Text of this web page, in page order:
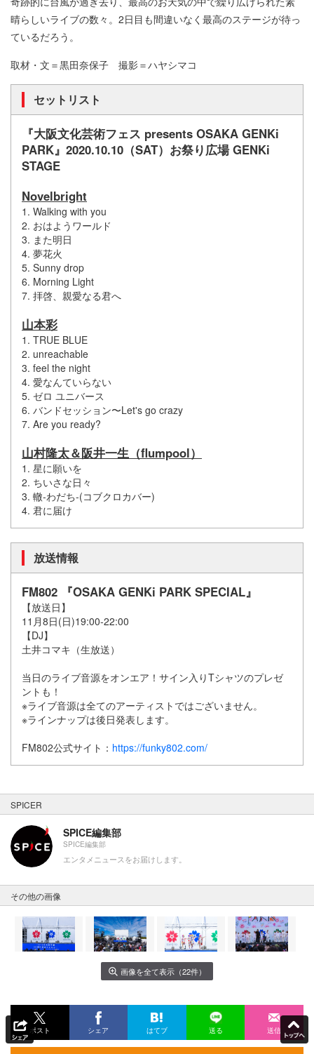
晴らしいライブの数々。2日目も間違いなく最高のステージが待っ
ているだろう。
取材・文＝黒田奈保子 撮影＝ハヤシマコ
セットリスト
『大阪文化芸術フェス presents OSAKA GENKi
PARK』2020.10.10（SAT）お祭り広場 GENKi
STAGE
Novelbright
1. Walking with you
2. おはようワールド
3. また明日
4. 夢花火
5. Sunny drop
6. Morning Light
7. 拝啓、親愛なる君へ
山本彩
1. TRUE BLUE
2. unreachable
3. feel the night
4. 愛なんていらない
5. ゼロ ユニバース
6. バンドセッション〜Let's go crazy
7. Are you ready?
山村隆太＆阪井一生（flumpool）
1. 星に願いを
2. ちいさな日々
3. 轍-わだち-(コブクロカバー)
4. 君に届け
放送情報
FM802 『OSAKA GENKi PARK SPECIAL』
【放送日】
11月8日(日)19:00-22:00
【DJ】
土井コマキ（生放送）
当日のライブ音源をオンエア！サイン入りTシャツのプレゼ
ントも！
※ライブ音源は全てのアーティストではございません。
※ラインナップは後日発表します。
FM802公式サイト： https://funky802.com/
SPICER
SPICE編集部
SPICE編集部
エンタメニュースをお届けします。
その他の画像
画像を全て表示（22件）
ポスト シェア はてブ 送る 送信